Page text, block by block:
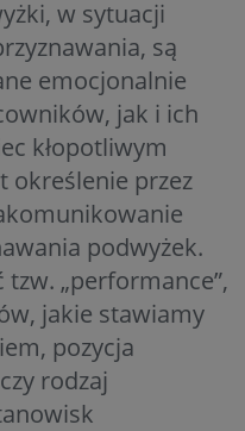
w sytuacji
są
emocjonalnie
jak i ich
kłopotliwym
określenie przez
podwyżek.
„performance”,
jakie stawiamy
pozycja
rodzaj